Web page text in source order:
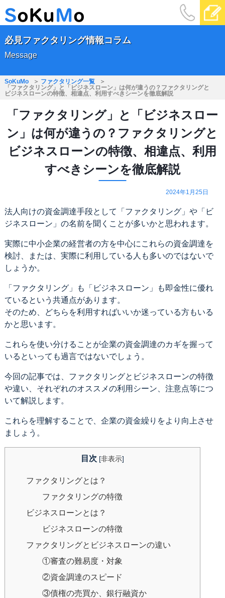
必見ファクタリング情報コラム
Message
SoKuMo
ファクタリング一覧
「ファクタリング」と「ビジネスローン」は何が違うの？ファクタリングと
ビジネスローンの特徴、相違点、利用すべきシーンを徹底解説
「ファクタリング」と「ビジネスロー
ン」は何が違うの？ファクタリングと
ビジネスローンの特徴、相違点、利用
すべきシーンを徹底解説
2024年1月25日
法人向けの資金調達手段として「ファクタリング」や「ビ
ジネスローン」の名前を聞くことが多いかと思われます。
実際に中小企業の経営者の方を中心にこれらの資金調達を
検討、または、実際に利用している人も多いのではないで
しょうか。
「ファクタリング」も「ビジネスローン」も即金性に優れ
ているという共通点があります。
そのため、どちらを利用すればいいか迷っている方もいる
かと思います。
これらを使い分けることが企業の資金調達のカギを握って
いるといっても過言ではないでしょう。
今回の記事では、ファクタリングとビジネスローンの特徴
や違い、それぞれのオススメの利用シーン、注意点等につ
いて解説します。
これらを理解することで、企業の資金繰りをより向上させ
ましょう。
目次 [非表示]
ファクタリングとは？
ファクタリングの特徴
ビジネスローンとは？
ビジネスローンの特徴
ファクタリングとビジネスローンの違い
①審査の難易度・対象
②資金調達のスピード
③債権の売買か、銀行融資か